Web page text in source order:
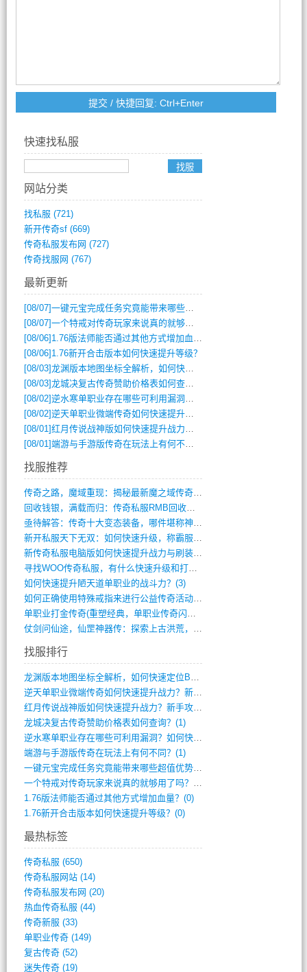
快速找私服
网站分类
找私服 (721)
新开传奇sf(669)
传奇私服发布网 (727)
传奇找服网 (767)
最新更新
[08/07]一键元宝完成任务究竟能带来哪些超值优势？
[08/07]一个特戒对传奇玩家来说真的就够用了吗？
[08/06] 1.76版法师能否通过其他方式增加血量？
[08/06] 1.76新开合击版本如何快速提升等级？
[08/03]龙渊版本地图坐标全解析，如何快速定位BOSS位置？
[08/03]龙城决复古传奇赞助价格表如何查询？
[08/02]逆水寒单职业存在哪些可利用漏洞？如何快速提升战力？
[08/02]逆天单职业微端传奇如何快速提升战力？新手必看攻略
[08/01]红月传说战神版如何快速提升战力？新手攻略全解析？
[08/01]端游与手游版传奇在玩法上有何不同？
找服推荐
传奇之路，魔域重现：揭秘最新魔之域传奇攻(712)
回收钱银，满载而归：传奇私服RMB回收装(548)
亟待解答：传奇十大变态装备，哪件堪称神器(347)
新开私服天下无双：如何快速升级，称霸服务(681)
新传奇私服电脑版如何快速提升战力与刷装备(835)
寻找WOO传奇私服，有什么快速升级和打宝(864)
如何快速提升陋天道单职业的战斗力？(3)
如何正确使用特殊戒指来进行公益传奇活动？(10)
单职业打金传奇(重塑经典，单职业传奇闪耀(10)
仗剑问仙途，仙罡神器传：探索上古洪荒，揭(813)
找服排行
龙渊版本地图坐标全解析，如何快速定位BO(3)
逆天单职业微端传奇如何快速提升战力？新手(2)
红月传说战神版如何快速提升战力？新手攻略(2)
龙城决复古传奇赞助价格表如何查询？(1)
逆水寒单职业存在哪些可利用漏洞？如何快速(1)
端游与手游版传奇在玩法上有何不同？(1)
一键元宝完成任务究竟能带来哪些超值优势？(0)
一个特戒对传奇玩家来说真的就够用了吗？(0)
1.76版法师能否通过其他方式增加血量？(0)
1.76新开合击版本如何快速提升等级？(0)
最热标签
传奇私服 (650)
传奇私服网站(14)
传奇私服发布网 (20)
热血传奇私服 (44)
传奇新服 (33)
单职业传奇(149)
复古传奇(52)
迷失传奇(19)